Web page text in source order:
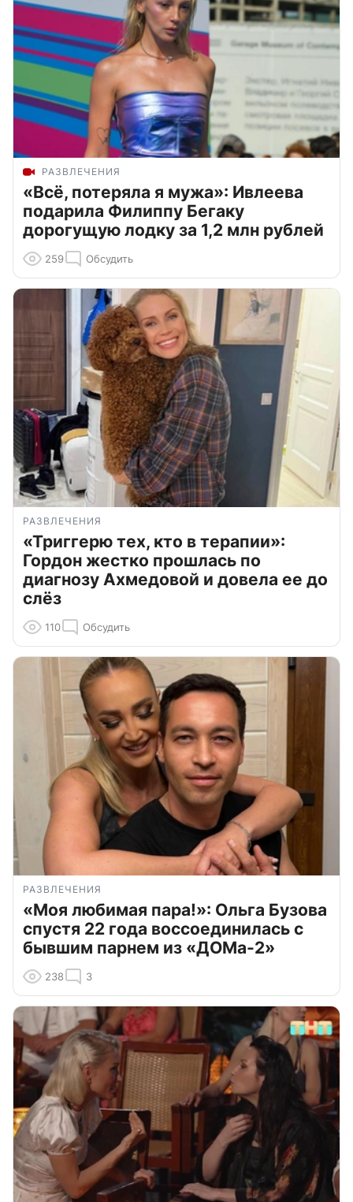
РАЗВЛЕЧЕНИЯ
«Всё, потеряла я мужа»: Ивлеева
подарила Филиппу Бегаку
дорогущую лодку за 1,2 млн рублей
259 Обсудить
РАЗВЛЕЧЕНИЯ
«Триггерю тех, кто в терапии»:
Гордон жестко прошлась по
диагнозу Ахмедовой и довела ее до
слёз
110 Обсудить
РАЗВЛЕЧЕНИЯ
«Моя любимая пара!»: Ольга Бузова
спустя 22 года воссоединилась с
бывшим парнем из «ДОМа-2»
238 3